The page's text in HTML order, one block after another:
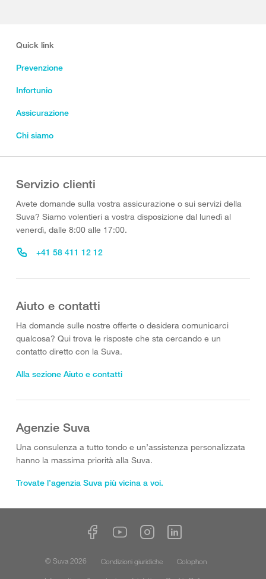
Quick link
Prevenzione
Infortunio
Assicurazione
Chi siamo
Servizio clienti
Avete domande sulla vostra assicurazione o sui servizi della
Suva? Siamo volentieri a vostra disposizione dal lunedì al
venerdì, dalle 8:00 alle 17:00.
+41 58 411 12 12
Aiuto e contatti
Ha domande sulle nostre offerte o desidera comunicarci
qualcosa? Qui trova le risposte che sta cercando e un
contatto diretto con la Suva.
Alla sezione Aiuto e contatti
Agenzie Suva
Una consulenza a tutto tondo e un’assistenza personalizzata
hanno la massima priorità alla Suva.
Trovate l’agenzia Suva più vicina a voi.
© Suva 2026 Condizioni giuridiche
Colophon